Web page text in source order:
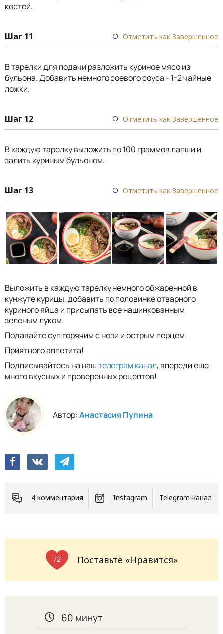
костей.
Шаг 11 Отметить как Завершенное
В тарелки для подачи разложить куриное мясо из
бульона. Добавить немного соевого соуса - 1-2 чайные
ложки.
Шаг 12 Отметить как Завершенное
В каждую тарелку выложить по 100 граммов лапши и
залить куриным бульоном.
Шаг 13 Отметить как Завершенное
Выложить в каждую тарелку немного обжаренной в
кунжуте курицы, добавить по половинке отварного
куриного яйца и присыпать все нашинкованным
зеленым луком.
Подавайте суп горячим с нори и острым перцем.
Приятного аппетита!
Подписывайтесь на наштелеграм канал, впереди еще
много вкусных и проверенных рецептов!
Автор:Анастасия Пулина
4 комментария Instagram Telegram-канал
72 Поставьте «Нравится»
60 минут